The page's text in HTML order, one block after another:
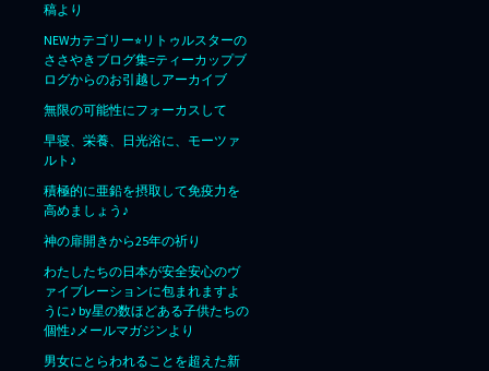
稿より
NEWカテゴリー⭐︎リトゥルスターの
ささやきブログ集=ティーカップブ
ログからのお引越しアーカイブ
無限の可能性にフォーカスして
早寝、栄養、日光浴に、モーツァ
ルト♪
積極的に亜鉛を摂取して免疫力を
高めましょう♪
神の扉開きから25年の祈り
わたしたちの日本が安全安心のヴ
ァイブレーションに包まれますよ
うに♪ by星の数ほどある子供たちの
個性♪メールマガジンより
男女にとらわれることを超えた新